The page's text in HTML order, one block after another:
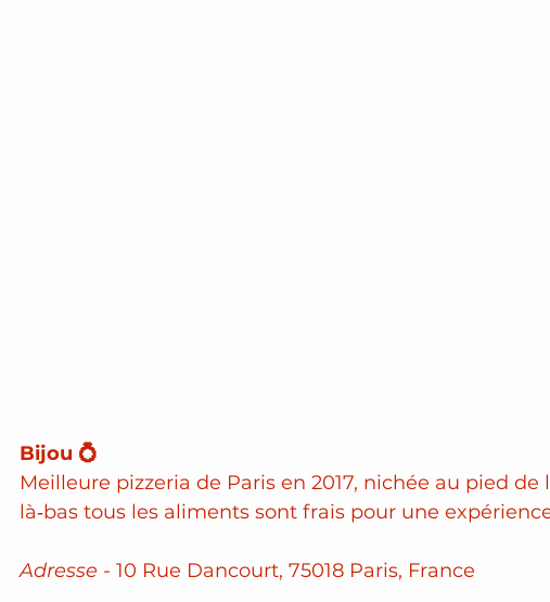
Bijou 💍
Meilleure pizzeria de Paris en 2017, nichée au pied
là‑bas tous les aliments sont frais pour une
Adresse - 10 Rue Dancourt, 75018 Paris, France